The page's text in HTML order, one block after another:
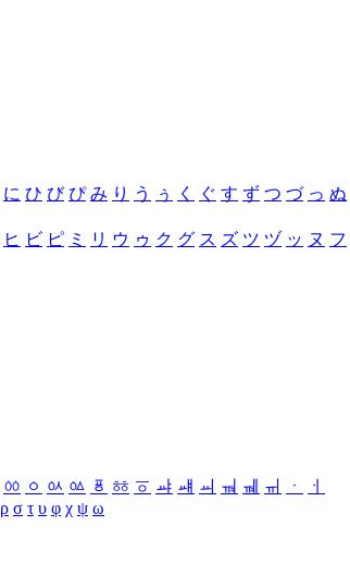
に ひ び ぴ み り う ぅ く ぐ す ず つ づ っ ぬ
ヒ ビ ピ ミ リ ウ ゥ ク グ ス ズ ツ ヅ ッ ヌ フ
ㆀ ㆁ ㆂ ㆃ ㆄ ㆅ ㆆ ㆇ ㆈ ㆉ ㆊ ㆋ ㆌ ㆍ
ㆎ
ρ σ τ υ φ χ ψ ω